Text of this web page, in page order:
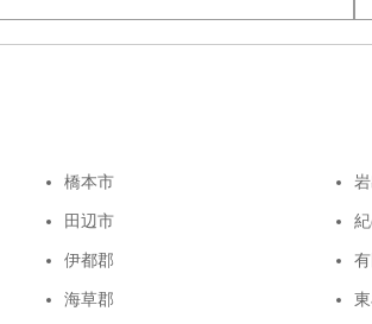
橋本市
田辺市
伊都郡
海草郡